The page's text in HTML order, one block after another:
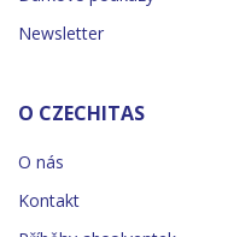
Newsletter
O CZECHITAS
O nás
Kontakt